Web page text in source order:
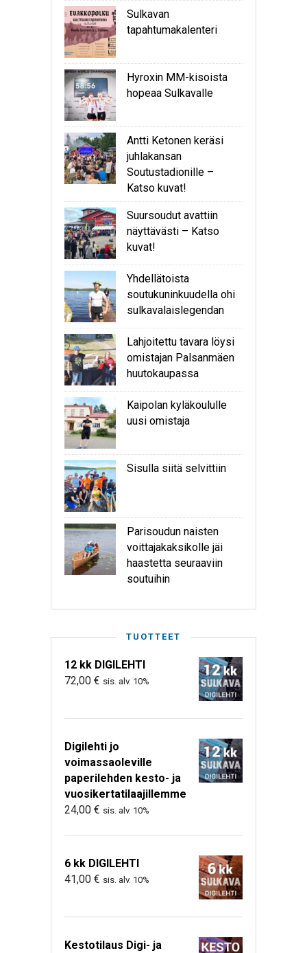
Sulkavan
tapahtumakalenteri
Hyroxin MM-kisoista
hopeaa Sulkavalle
Antti Ketonen keräsi
juhlakansan
Soutustadionille –
Katso kuvat!
Suursoudut avattiin
näyttävästi – Katso
kuvat!
Yhdellätoista
soutukuninkuudella ohi
sulkavalaislegendan
Lahjoitettu tavara löysi
omistajan Palsanmäen
huutokaupassa
Kaipolan kyläkoululle
uusi omistaja
Sisulla siitä selvittiin
Parisoudun naisten
voittajakaksikolle jäi
haastetta seuraaviin
soutuihin
TUOTTEET
12 kk DIGILEHTI
72,00 € sis. alv. 10%
Digilehti jo
voimassaoleville
paperilehden kesto- ja
vuosikertatilaajillemme
24,00 € sis. alv. 10%
6 kk DIGILEHTI
41,00 € sis. alv. 10%
Kestotilaus Digi- ja